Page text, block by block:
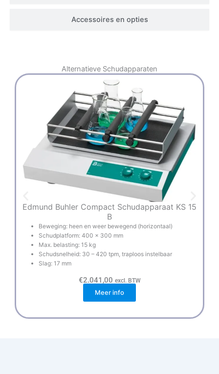
Accessoires en opties
Alternatieve Schudapparaten
Edmund Buhler Compact Schudapparaat KS 15
B
Beweging: heen en weer bewegend (horizontaal)
Schudplatform: 400 x 300 mm
Max. belasting: 15 kg
Schudsnelheid: 30 – 420 tpm, traploos instelbaar
Slag: 17 mm
€2.041,00 excl. BTW
Meer info